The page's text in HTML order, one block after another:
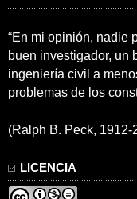
“En mi opinión, nadie
buen investigador, un
ingeniería civil a
problemas de los
(Ralph B. Peck, 1912-
LICENCIA